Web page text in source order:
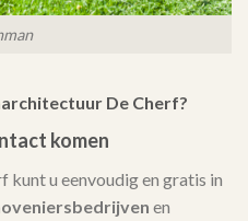
De Cherf?
komen
kunt u eenvoudig en gratis in
en